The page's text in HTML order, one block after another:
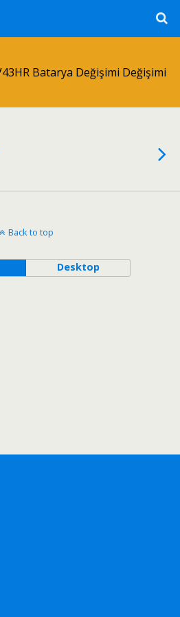
Batarya Değişimi Değişimi
Back to top
Desktop